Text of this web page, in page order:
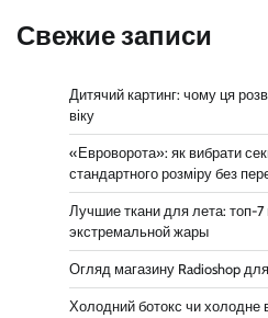
Свежие записи
Дитячий картинг: чому ця
віку
«Евроворота»: як вибрати
стандартного розміру без
Лучшие ткани для лета: топ-
экстремальной жары
Огляд магазину Radioshop
Холодний ботокс чи холодне